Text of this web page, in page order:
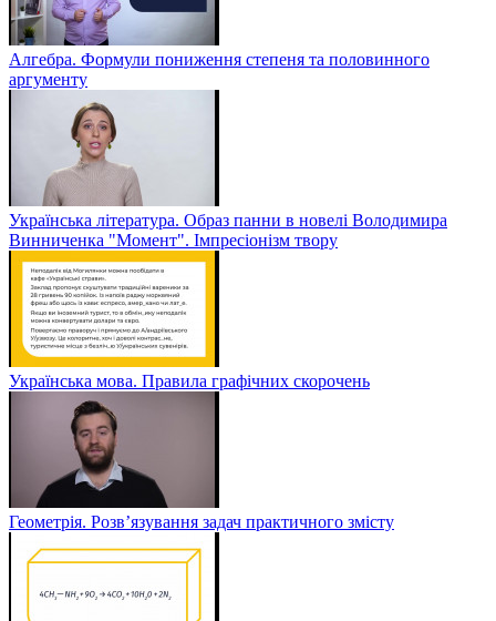
Алгебра. Формули пониження степеня та половинного
аргументу
Українська література. Образ панни в новелі Володимира
Винниченка "Момент". Імпресіонізм твору
Українська мова. Правила графічних скорочень
Геометрія. Розв’язування задач практичного змісту